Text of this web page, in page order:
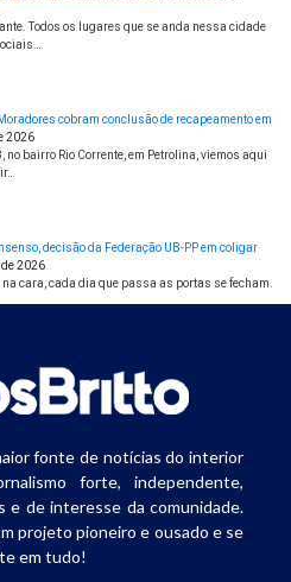
Todos os lugares que se anda nessa cidade
Moradores cobram conclusão de recapeamento em
2026
no bairro Rio Corrente, em Petrolina, viemos aqui
decisão da Federação UB-PP em coligar
2026
cara, cada dia que passa as portas se fecham.
fonte de notícias do interior
forte, independente,
e de interesse da comunidade.
projeto pioneiro e ousado e se
em tudo!